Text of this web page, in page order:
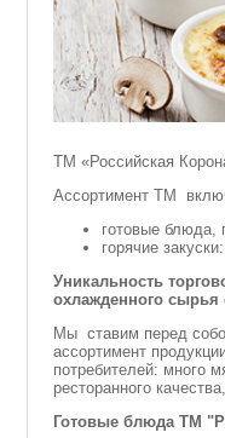
ТМ «Российская
Ассортимент ТМ
готовые блюда,
горячие
Уникальность
охлажденного
Мы ставим перед
ассортимент
потребителей: много
ресторанного
Готовые блюда ТМ